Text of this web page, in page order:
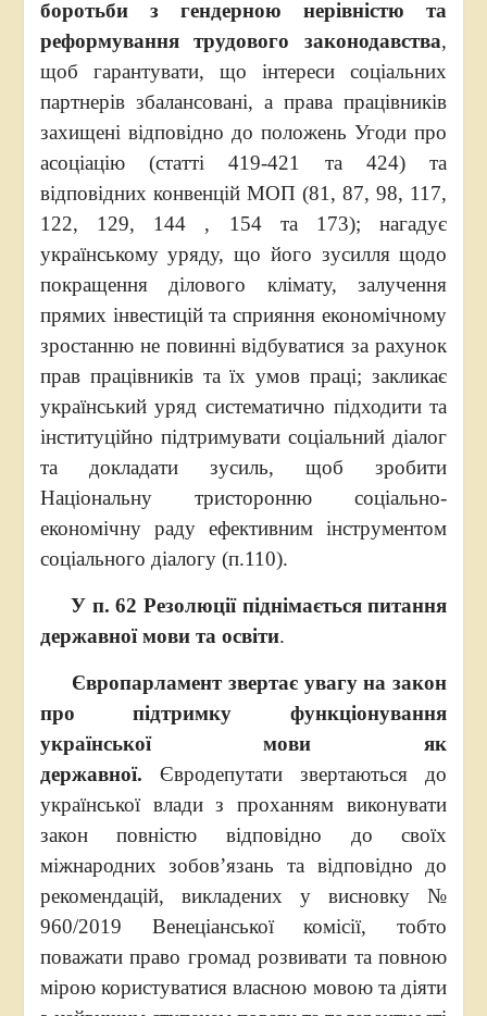
боротьби з гендерною нерівністю та
реформування трудового законодавства,
щоб гарантувати, що інтереси соціальних
партнерів збалансовані, а права працівників
захищені відповідно до положень Угоди про
асоціацію (статті 419-421 та 424) та
відповідних конвенцій МОП (81, 87, 98, 117,
122, 129, 144 , 154 та 173); нагадує
українському уряду, що його зусилля щодо
покращення ділового клімату, залучення
прямих інвестицій та сприяння економічному
зростанню не повинні відбуватися за рахунок
прав працівників та їх умов праці; закликає
український уряд систематично підходити та
інституційно підтримувати соціальний діалог
та докладати зусиль, щоб зробити
Національну тристоронню соціально-
економічну раду ефективним інструментом
соціального діалогу (п.110).
У п. 62 Резолюції піднімається питання
державної мови та освіти.
Європарламент звертає увагу на закон
про підтримку функціонування
української мови як
державної. Євродепутати звертаються до
української влади з проханням виконувати
закон повністю відповідно до своїх
міжнародних зобов’язань та відповідно до
рекомендацій, викладених у висновку №
960/2019 Венеціанської комісії, тобто
поважати право громад розвивати та повною
мірою користуватися власною мовою та діяти